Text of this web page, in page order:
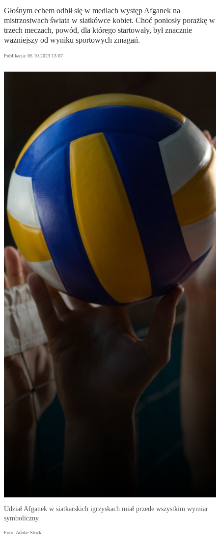
Głośnym echem odbił się w mediach występ Afganek na
mistrzostwach świata w siatkówce kobiet. Choć poniosły porażkę w
trzech meczach, powód, dla którego startowały, był znacznie
ważniejszy od wyniku sportowych zmagań.
Publikacja: 05.10.2023 13:07
Udział Afganek w siatkarskich igrzyskach miał przede wszystkim wymiar
symboliczny.
Foto: Adobe Stock